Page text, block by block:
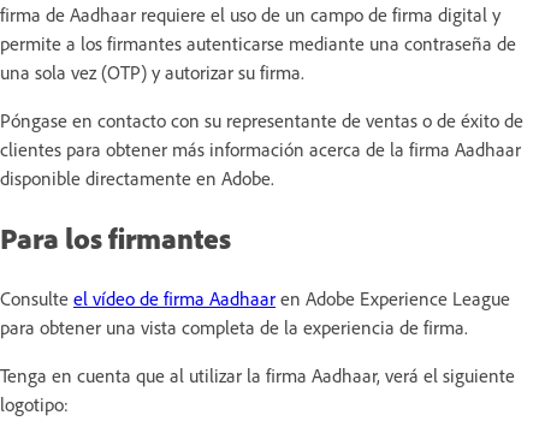
firma de Aadhaar requiere el uso de un campo de firma digital y
permite a los firmantes autenticarse mediante una contraseña de
una sola vez (OTP) y autorizar su firma.
Póngase en contacto con su representante de ventas o de éxito de
clientes para obtener más información acerca de la firma Aadhaar
disponible directamente en Adobe.
Para los firmantes
Consulte el vídeo de firma Aadhaar en Adobe Experience League
para obtener una vista completa de la experiencia de firma.
Tenga en cuenta que al utilizar la firma Aadhaar, verá el siguiente
logotipo: